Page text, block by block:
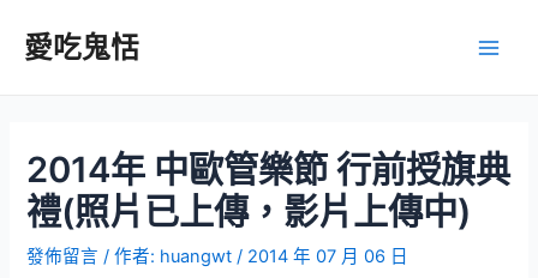
愛吃鬼恬
2014年 中歐管樂節 行前授旗典
禮(照片已上傳，影片上傳中)
發佈留言 / 作者: huangwt/ 2014 年 07 月 06 日